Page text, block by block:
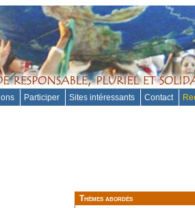
Participer Sites intéressants Contact
Thèmes abordés